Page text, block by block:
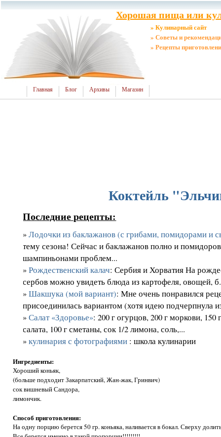
Хорошая пища или
» Кулинарный сайт
» Советы и
» Рецепты
Главная Блог Архивы Магазин
Коктейль
Последние рецепты:
»Лодочки из баклажанов (с грибами, помидорами и
тему сезона! Сейчас и баклажанов полно и
шампиньонами проблем...
»Рождественский калач: Сербия и Хорватия На
сербов можно увидеть блюда из картофеля, овощей,
»Шакшука (мой вариант): Мне очень понравился
присоединилась вариантом (хотя идею подчерпнула
»Салат «Здоровье»: 200 г огурцов, 200 г моркови, 150
салата, 100 г сметаны, сок 1/2 лимона, соль,...
»кулинария с фотографиями : школа кулинарии
Ингредиенты:
Хороший коньяк,
(больше подходит Закарпатский, Жан-жак, Гринвич)
сок вишневый Сандора,
лимончик.
Способ приготовления:
На одну порцию берется 50 гр. коньяка, наливается в бокал. Сверху